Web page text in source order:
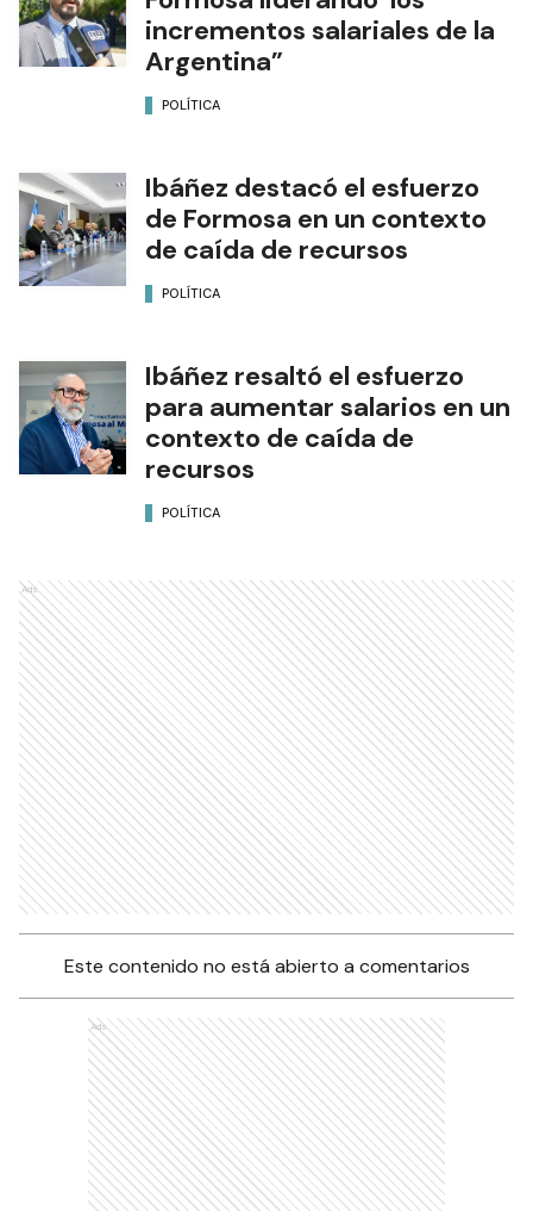
incrementos salariales de la
Argentina”
POLÍTICA
Ibáñez destacó el esfuerzo
de Formosa en un contexto
de caída de recursos
POLÍTICA
Ibáñez resaltó el esfuerzo
para aumentar salarios en un
contexto de caída de
recursos
POLÍTICA
Ads
Este contenido no está abierto a comentarios
Ads